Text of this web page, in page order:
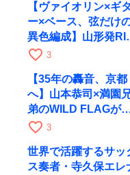
【ヴァイオリン×ギタ
ー×ベース、弦だけ
異色編成】山形発
が初全国ツアーで8月
favorite_border 3
【35年の轟音、京都
へ】山本恭司×満園
弟のWILD FLAGが8
月6日にRAGでライブ
favorite_border 3
世界で活躍するサッ
ス奏者・寺久保エレ